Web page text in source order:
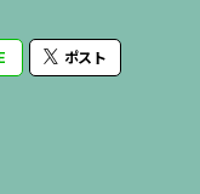
ポスト